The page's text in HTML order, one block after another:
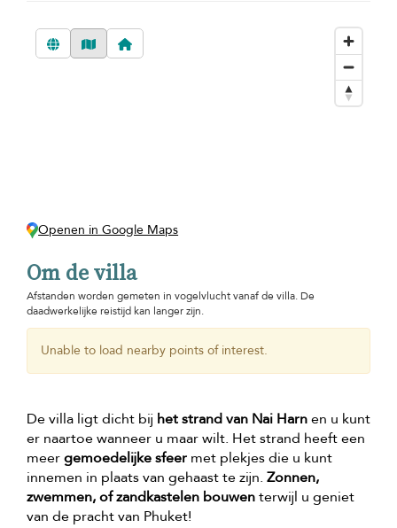
Openen in Google Maps
Om de villa
Afstanden worden gemeten in vogelvlucht vanaf de villa. De
daadwerkelijke reistijd kan langer zijn.
Unable to load nearby points of interest.
De villa ligt dicht bij het strand van Nai Harnen u kunt
er naartoe wanneer u maar wilt. Het strand heeft een
meergemoedelijke sfeer met plekjes die u kunt
innemen in plaats van gehaast te zijn. Zonnen,
zwemmen, of zandkastelen bouwenterwijl u geniet
van de pracht van Phuket!